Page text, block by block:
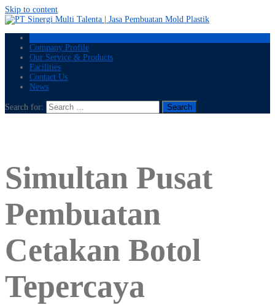
Skip to content
Company Profile
Our Service & Products
Facilities
Contact Us
News
Search for:
Simultan Pusat
Pembuatan
Cetakan Botol
Tepercaya